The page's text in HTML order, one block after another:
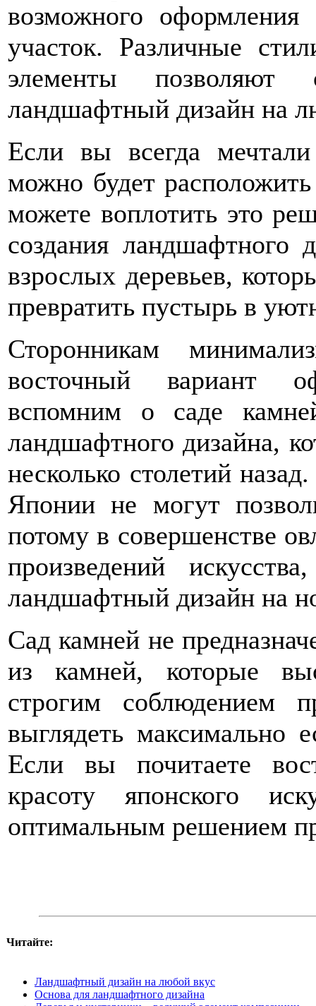
возможного
участок. Различные
элементы
ландшафтный дизайн на
Если вы всегда
можно будет
можете воплотить это
создания ландшафтного
взрослых деревьев,
превратить пустырь в
Сторонникам
восточный вариант
вспомним о саде
ландшафтного дизайна,
несколько столетий
Японии не могут
потому в совершенстве
произведений
ландшафтный дизайн на
Сад камней не
из камней, которые
строгим соблюдением
выглядеть максимально
Если вы почитаете
красоту японского
оптимальным решением
Читайте:
Ландшафтный дизайн на любой вкус
Основа для ландшафтного дизайна